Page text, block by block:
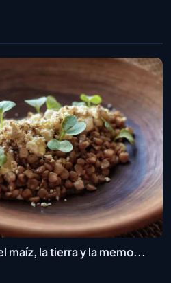
maíz, la tierra y la memo...